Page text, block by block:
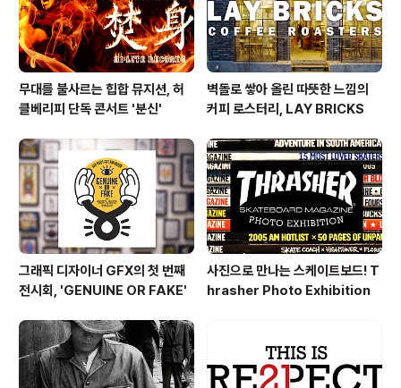
무대를 불사르는 힙합 뮤지션, 허
클베리피 단독 콘서트 '분신'
벽돌로 쌓아 올린 따뜻한 느낌의
커피 로스터리, LAY BRICKS
그래픽 디자이너 GFX의 첫 번째
전시회, 'GENUINE OR FAKE'
사진으로 만나는 스케이트보드! T
hrasher Photo Exhibition